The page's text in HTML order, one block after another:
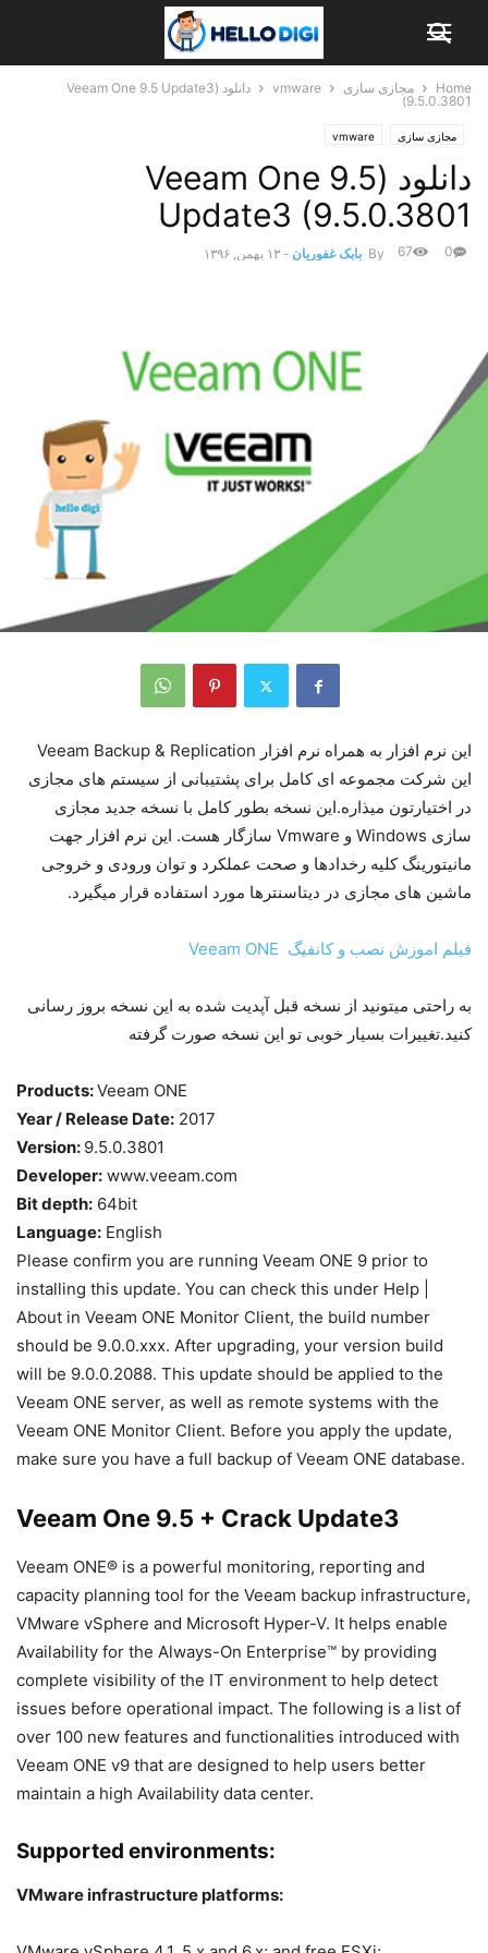
Home مجازی سازی vmware
دانلود (Veeam One 9.5 Update3
(9.5.0.3801
مجازی سازی vmware
دانلود (Veeam One 9.5
Update3 (9.5.0.3801
By بابک غفوریان - ۱۳ بهمن, ۱۳۹۶ 0
67
این نرم افزار به همراه نرم افزار Veeam Backup & Replication
این شرکت مجموعه ای کامل برای پشتیبانی از سیستم های مجازی
در اختیارتون میذاره.این نسخه بطور کامل با نسخه جدید مجازی
سازی Windows و Vmware سازگار هست. این نرم افزار جهت
مانیتورینگ کلیه رخدادها و صحت عملکرد و توان ورودی و خروجی
ماشین های مجازی در دیتاسنترها مورد استفاده قرار میگیرد.
فیلم اموزش نصب و کانفیگ Veeam ONE
به راحتی میتونید از نسخه قبل آپدیت شده به این نسخه بروز رسانی
کنید.تغییرات بسیار خوبی تو این نسخه صورت گرفته
Products:Veeam ONE
Year / Release Date: 2017
Version: 9.5.0.3801
Developer: www.veeam.com
Bit depth: 64bit
Language: English
Please confirm you are running Veeam ONE 9 prior to
installing this update. You can check this under Help |
About in Veeam ONE Monitor Client, the build number
should be 9.0.0.xxx. After upgrading, your version build
will be 9.0.0.2088. This update should be applied to the
Veeam ONE server, as well as remote systems with the
Veeam ONE Monitor Client. Before you apply the update,
make sure you have a full backup of Veeam ONE database.
Veeam One 9.5 + Crack Update3
Veeam ONE® is a powerful monitoring, reporting and
capacity planning tool for the Veeam backup infrastructure,
VMware vSphere and Microsoft Hyper-V. It helps enable
Availability for the Always-On Enterprise™ by providing
complete visibility of the IT environment to help detect
issues before operational impact. The following is a list of
over 100 new features and functionalities introduced with
Veeam ONE v9 that are designed to help users better
maintain a high Availability data center.
Supported environments:
VMware infrastructure platforms: